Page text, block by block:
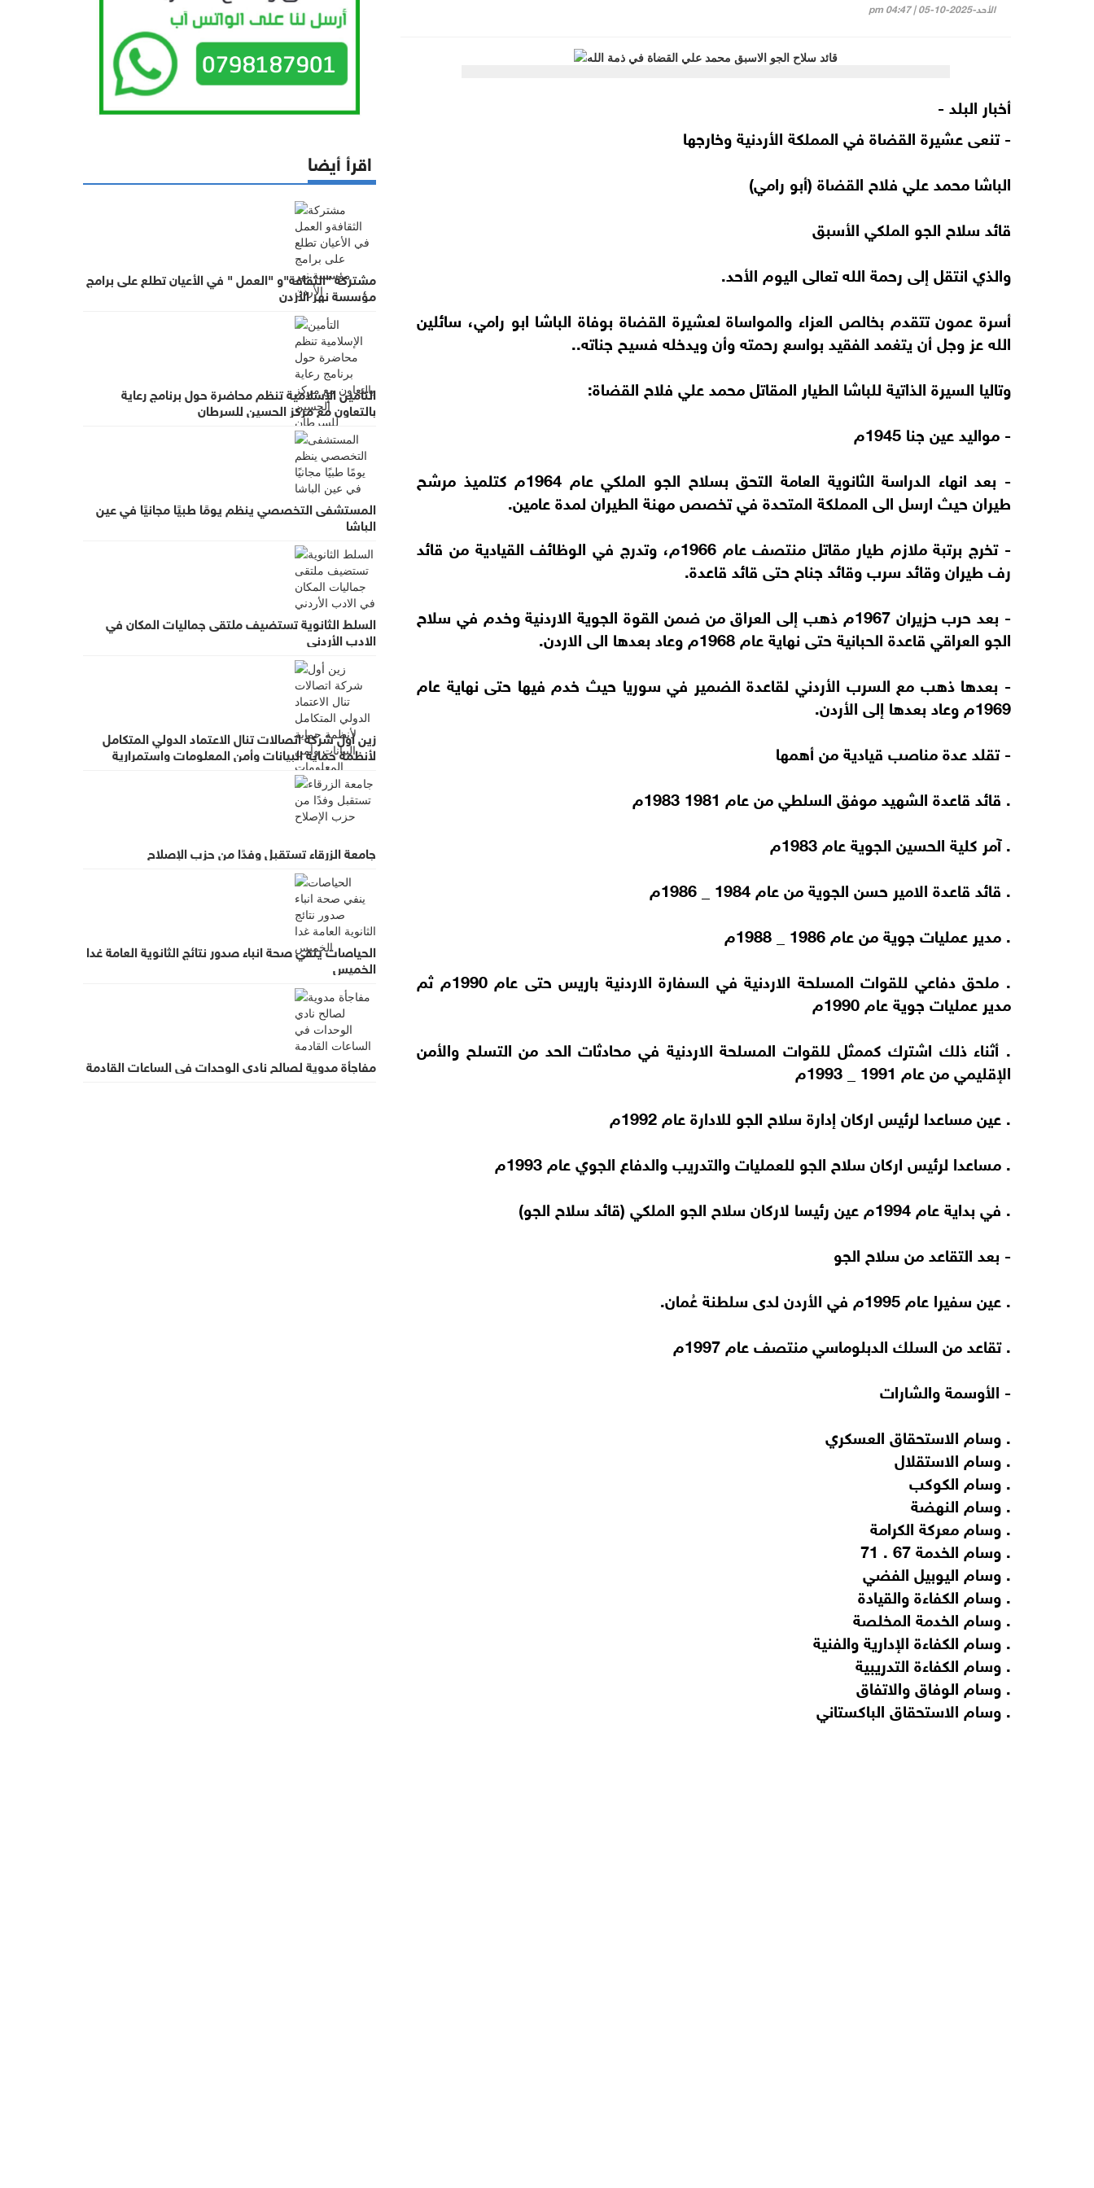
الأحد-2025-10-05 | 04:47 pm
أخبار البلد -
- تنعى عشيرة القضاة في المملكة الأردنية وخارجها
الباشا محمد علي فلاح القضاة (أبو رامي)
قائد سلاح الجو الملكي الأسبق
والذي انتقل إلى رحمة الله تعالى اليوم الأحد.
أسرة عمون تتقدم بخالص العزاء والمواساة لعشيرة القضاة بوفاة الباشا ابو رامي، سائلين
الله عز وجل أن يتغمد الفقيد بواسع رحمته وأن ويدخله فسيح جناته..
وتاليا السيرة الذاتية للباشا الطيار المقاتل محمد علي فلاح القضاة:
- مواليد عين جنا 1945م
- بعد انهاء الدراسة الثانوية العامة التحق بسلاح الجو الملكي عام 1964م كتلميذ مرشح
طيران حيث ارسل الى المملكة المتحدة في تخصص مهنة الطيران لمدة عامين.
- تخرج برتبة ملازم طيار مقاتل منتصف عام 1966م، وتدرج في الوظائف القيادية من قائد
رف طيران وقائد سرب وقائد جناح حتى قائد قاعدة.
- بعد حرب حزيران 1967م ذهب إلى العراق من ضمن القوة الجوية الاردنية وخدم في سلاح
الجو العراقي قاعدة الحبانية حتى نهاية عام 1968م وعاد بعدها الى الاردن.
- بعدها ذهب مع السرب الأردني لقاعدة الضمير في سوريا حيث خدم فيها حتى نهاية عام
1969م وعاد بعدها إلى الأردن.
- تقلد عدة مناصب قيادية من أهمها
. قائد قاعدة الشهيد موفق السلطي من عام 1981 1983م
. آمر كلية الحسين الجوية عام 1983م
. قائد قاعدة الامير حسن الجوية من عام 1984 _ 1986م
. مدير عمليات جوية من عام 1986 _ 1988م
. ملحق دفاعي للقوات المسلحة الاردنية في السفارة الاردنية باريس حتى عام 1990م ثم
مدير عمليات جوية عام 1990م
. أثناء ذلك اشترك كممثل للقوات المسلحة الاردنية في محادثات الحد من التسلح والأمن
الإقليمي من عام 1991 _ 1993م
. عين مساعدا لرئيس اركان إدارة سلاح الجو للادارة عام 1992م
. مساعدا لرئيس اركان سلاح الجو للعمليات والتدريب والدفاع الجوي عام 1993م
. في بداية عام 1994م عين رئيسا لاركان سلاح الجو الملكي (قائد سلاح الجو)
- بعد التقاعد من سلاح الجو
. عين سفيرا عام 1995م في الأردن لدى سلطنة عُمان.
. تقاعد من السلك الدبلوماسي منتصف عام 1997م
- الأوسمة والشارات
. وسام الاستحقاق العسكري
. وسام الاستقلال
. وسام الكوكب
. وسام النهضة
. وسام معركة الكرامة
. وسام الخدمة 67 . 71
. وسام اليوبيل الفضي
. وسام الكفاءة والقيادة
. وسام الخدمة المخلصة
. وسام الكفاءة الإدارية والفنية
. وسام الكفاءة التدريبية
. وسام الوفاق والاتفاق
. وسام الاستحقاق الباكستاني
اقرأ أيضا
مشتركة "الثقافة"و "العمل " في الأعيان تطلع على برامج
مؤسسة نهر الأردن
التأمين الإسلامية تنظم محاضرة حول برنامج رعاية
بالتعاون مع مركز الحسين للسرطان
المستشفى التخصصي ينظم يومًا طبيًا مجانيًا في عين
الباشا
السلط الثانوية تستضيف ملتقى جماليات المكان في
الادب الأردني
زين أول شركة اتصالات تنال الاعتماد الدولي المتكامل
لأنظمة حماية البيانات وأمن المعلومات واستمرارية
الأعمال
جامعة الزرقاء تستقبل وفدًا من حزب الإصلاح
الحياصات ينفي صحة انباء صدور نتائج الثانوية العامة غدا
الخميس
مفاجأة مدوية لصالح نادي الوحدات في الساعات القادمة